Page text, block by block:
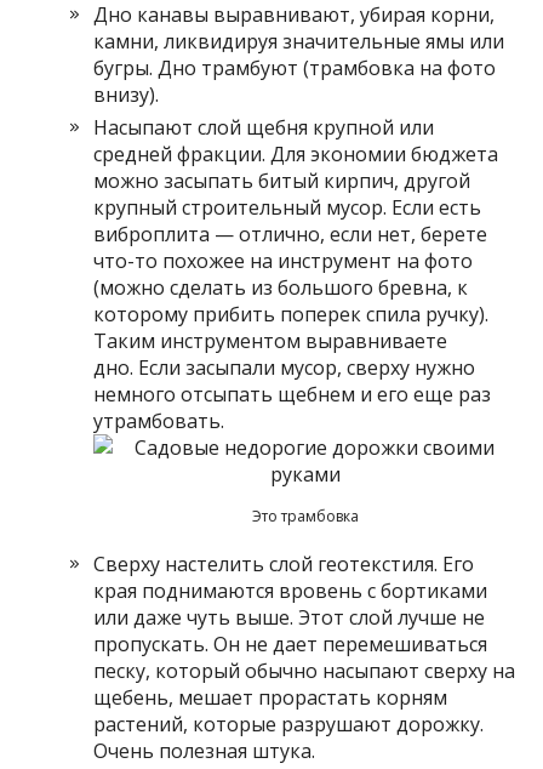
Дно канавы выравнивают, убирая корни,
камни, ликвидируя значительные ямы или
бугры. Дно трамбуют (трамбовка на фото
внизу).
Насыпают слой щебня крупной или
средней фракции. Для экономии бюджета
можно засыпать битый кирпич, другой
крупный строительный мусор. Если есть
виброплита — отлично, если нет, берете
что-то похожее на инструмент на фото
(можно сделать из большого бревна, к
которому прибить поперек спила ручку).
Таким инструментом выравниваете
дно. Если засыпали мусор, сверху нужно
немного отсыпать щебнем и его еще раз
утрамбовать.
Это трамбовка
Сверху настелить слой геотекстиля. Его
края поднимаются вровень с бортиками
или даже чуть выше. Этот слой лучше не
пропускать. Он не дает перемешиваться
песку, который обычно насыпают сверху на
щебень, мешает прорастать корням
растений, которые разрушают дорожку.
Очень полезная штука.